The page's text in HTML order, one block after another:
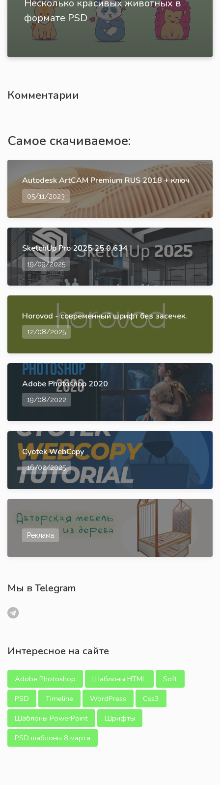
Несколько красивых животных в
формате PSD
Комментарии
Самое скачиваемое:
Autodesk ArtCAM Premium RUS 2018 + ключ
05/11/2023
SketchUp Pro 2025 25.0.634
19/09/2025
Horovod - современный шрифт без засечек.
12/08/2025
Adobe Photoshop 2020
19/08/2022
Cyotek WebCopy
16/02/2025
Реклама
Мы в Telegram
Интересное на сайте
Adobe Photoshop Шаблоны HTML
Soft
PSD
Timeline WordPress
Css3
Шаблоны PowerPoint
Шрифты
PSD шаблоны 8 марта